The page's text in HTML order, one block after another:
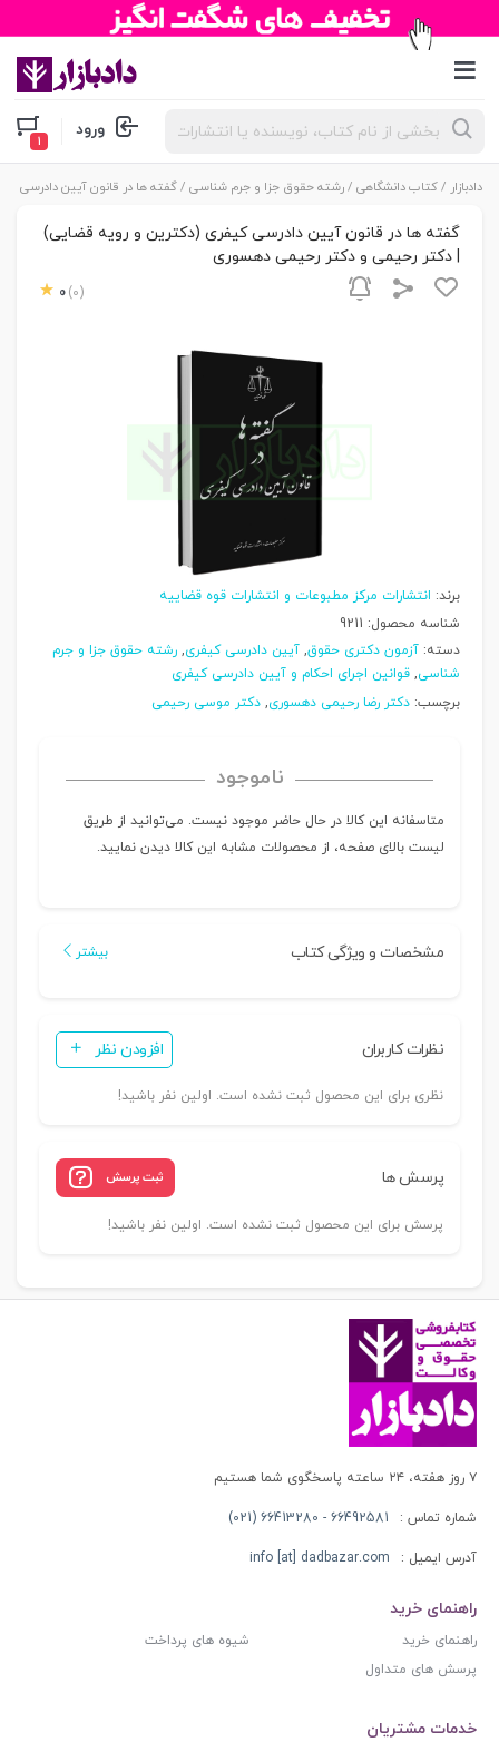
جستجوی
محصولات ورود
دادبازار /کتاب دانشگاهی /رشته حقوق جزا و جرم شناسی / گفته ها در قانون آیین دادرسی
گفته ها در قانون آیین دادرسی کیفری (دکترین و رویه قضایی)
| دکتر رحیمی و دکتر رحیمی دهسوری
0 (0)
برند: انتشارات مرکز مطبوعات و انتشارات قوه قضاییه
شناسه محصول: 9211
دسته: آزمون دکتری حقوق, آیین دادرسی کیفری, رشته حقوق جزا و جرم
شناسی, قوانین اجرای احکام و آیین دادرسی کیفری
برچسب: دکتر رضا رحیمی دهسوری, دکتر موسی رحیمی
ناموجود
متاسفانه این کالا در حال حاضر موجود نیست. می‌توانید از طریق
لیست بالای صفحه، از محصولات مشابه این کالا دیدن نمایید.
مشخصات و ویژگی کتاب بیشتر
نظرات کاربران افزودن نظر
نظری برای این محصول ثبت نشده است. اولین نفر باشید!
پرسش ها ثبت پرسش
پرسش برای این محصول ثبت نشده است. اولین نفر باشید!
۷ روز هفته، ۲۴ ساعته پاسخگوی شما هستیم
شماره تماس : 66492581 - 66413280 (021)
آدرس ایمیل : info [at] dadbazar.com
راهنمای خرید
راهنمای خرید
شیوه های پرداخت
پرسش های متداول
خدمات مشتریان